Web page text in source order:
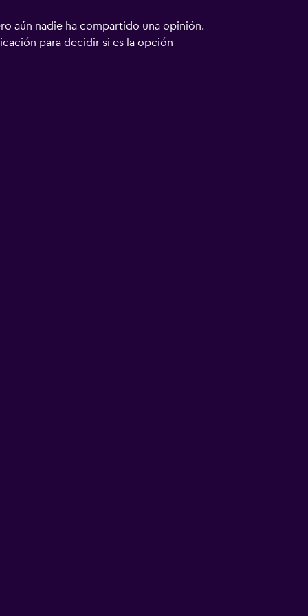
aún nadie ha compartido una opinión.
para decidir si es la opción